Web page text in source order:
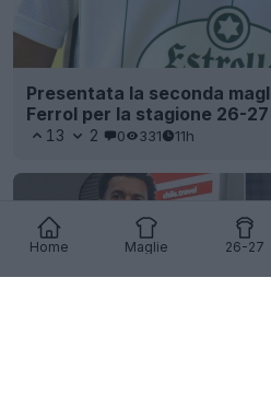
Home Maglie 26-27
Presentata la seconda
Ferrol per la stagione 26-27
13 2 0 331 11h